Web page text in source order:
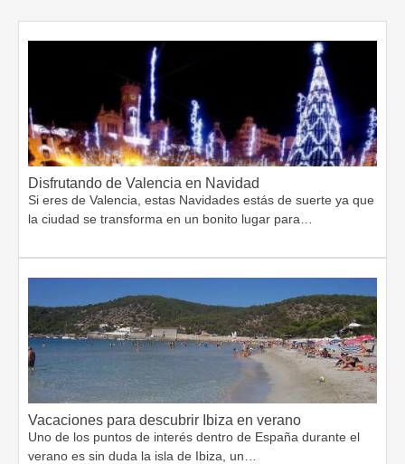
Disfrutando de Valencia en Navidad
Si eres de Valencia, estas Navidades estás de suerte ya que
la ciudad se transforma en un bonito lugar para…
Vacaciones para descubrir Ibiza en verano
Uno de los puntos de interés dentro de España durante el
verano es sin duda la isla de Ibiza, un…